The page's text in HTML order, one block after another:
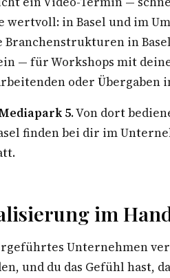
wertvoll: in Basel und im
in
— für Workshops mit
oder Übergaben
5. Von dort
finden bei dir im
im
Unternehmen
und du das Gefühl hast,